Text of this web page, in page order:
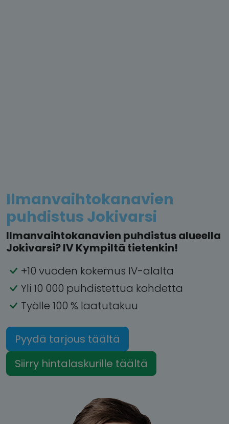
Ilmanvaihtokanavien
puhdistus Jokivarsi
Ilmanvaihtokanavien puhdistus alueella
Jokivarsi? IV Kympiltä tietenkin!
+10 vuoden kokemus IV-alalta
Yli 10 000 puhdistettua kohdetta
Työlle 100 % laatutakuu
Pyydä tarjous täältä
Siirry hintalaskurille täältä